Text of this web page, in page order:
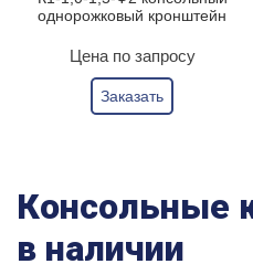
однорожковый кронштейн
Цена по запросу
Заказать
Консольные
в наличии